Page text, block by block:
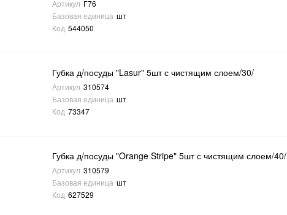
Артикул Г76
Базовая единица шт
Код 544050
Губка д/посуды "Lasur" 5шт с чистящим слоем/30/
Артикул 310574
Базовая единица шт
Код 73347
Губка д/посуды "Orange Stripe" 5шт с чистящим слоем/40/
Артикул 310579
Базовая единица шт
Код 627529